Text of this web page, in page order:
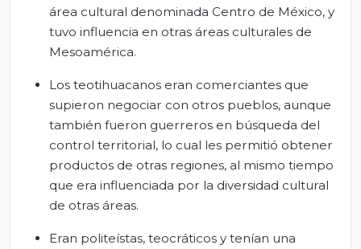
área cultural denominada Centro de México, y
tuvo influencia en otras áreas culturales de
Mesoamérica.
Los teotihuacanos eran comerciantes que
supieron negociar con otros pueblos, aunque
también fueron guerreros en búsqueda del
control territorial, lo cual les permitió obtener
productos de otras regiones, al mismo tiempo
que era influenciada por la diversidad cultural
de otras áreas.
Eran politeístas, teocráticos y tenían una